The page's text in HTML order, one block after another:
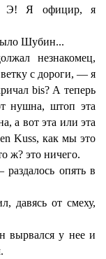
Э! Я официр, я
Шубин...
незнакомец,
с дороги, — я
bis? А теперь
нушна, штоп эта
а вот эта или эта
Kuss, как мы это
ж? это ничего.
опять в
давясь от смеху,
вырвался у нее и